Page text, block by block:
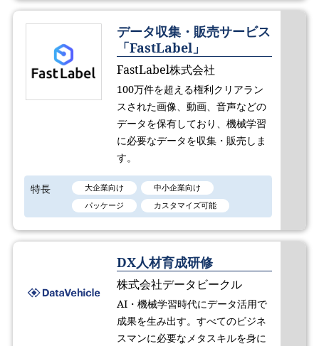
データ収集・販売サービス
「FastLabel」
FastLabel株式会社
100万件を超える権利クリアラン
スされた画像、動画、音声などの
データを保有しており、機械学習
に必要なデータを収集・販売しま
す。
特長 大企業向け
中小企業向け
パッケージ
カスタマイズ可能
DX人材育成研修
株式会社データビークル
AI・機械学習時代にデータ活用で
成果を生み出す。すべてのビジネ
スマンに必要なメタスキルを身に